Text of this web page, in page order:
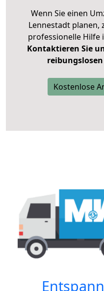
Wenn Sie einen
Lennestadt planen,
professionelle Hilfe
Kontaktieren Sie
Kostenlose